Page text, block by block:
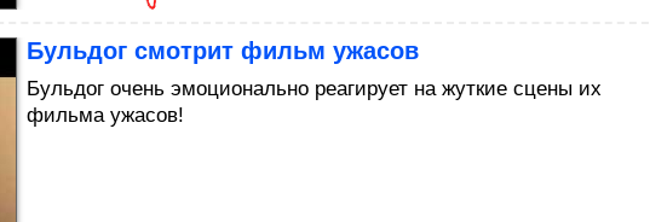
Бульдог смотрит фильм ужасов
Бульдог очень эмоционально реагирует на жуткие сцены их
фильма ужасов!